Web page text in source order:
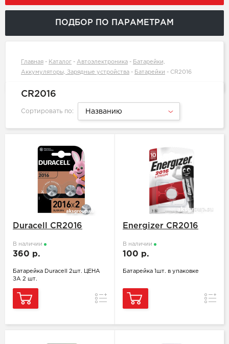
ПОДБОР ПО ПАРАМЕТРАМ
Главная - Каталог - Автоэлектроника - Батарейки,
Аккумуляторы, Зарядные устройства - Батарейки - CR2016
CR2016
Сортировать по: Названию
Duracell CR2016
В наличии
360 р.
Батарейка Duracell 2шт. ЦЕНА
ЗА 2 шт.
Сравнение
Energizer CR2016
В наличии
100 р.
Батарейка 1шт. в упаковке